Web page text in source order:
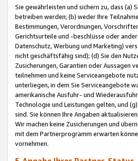
Sie gewährleisten und sichern zu, dass
betreiben werden; (b) weder Ihre
Bestimmungen, Verordnungen,
Gerichtsurteile und -beschlüsse oder
Datenschutz, Werbung und Marketing)
nicht geschäftsfähig sind); (d) Sie den
Zusicherungen, Garantien oder Aussagen
teilnehmen und keine Serviceangebote
unterliegen, in dem Sie Serviceangebote
amerikanische Ausfuhr- und
Technologie und Leistungen gelten, und
sind. Sie können Ihre Angaben
Wir machen keine Zusicherungen und
mit dem Partnerprogramm erwarten
vornehmen.